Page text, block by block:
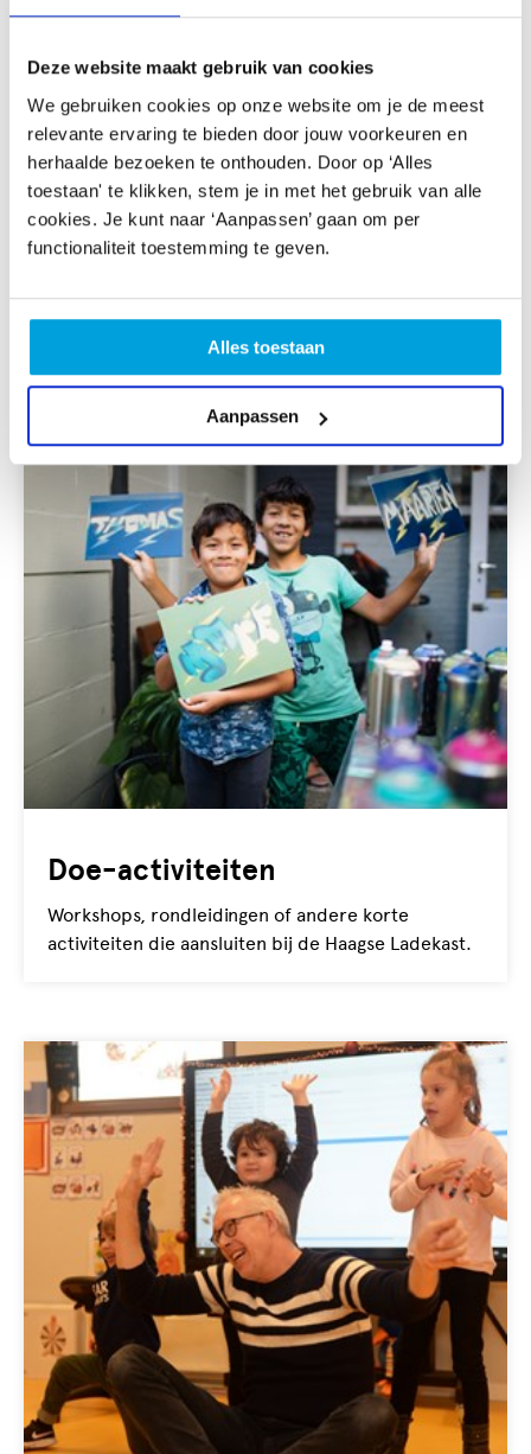
Deze website maakt gebruik van cookies
We gebruiken cookies op onze website om je de meest
relevante ervaring te bieden door jouw voorkeuren en
herhaalde bezoeken te onthouden. Door op ‘Alles
toestaan' te klikken, stem je in met het gebruik van alle
cookies. Je kunt naar ‘Aanpassen’ gaan om per
functionaliteit toestemming te geven.
Alles toestaan
Aanpassen
Heb je behoefte aan extra ondersteuning? Onze
kunstvakdocenten denken graag met je mee. Gratis en
op maat. Lees meer over een Expert in de klas
Passende activiteiten tijdens de
Kinderboekweek
Wist je dat het mogelijk is om de korte opdrachten aan
klas is hier uitermate geschikt voor.
Doe-activiteiten
Workshops, rondleidingen of andere korte
activiteiten die aansluiten bij de Haagse Ladekast.